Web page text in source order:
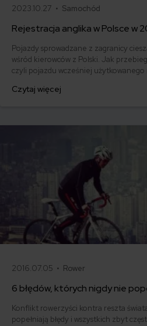
2023.10.27 • Samochód
Rejestracja anglika w Polsce w
Pojazdy sprowadzane z zagranicy
wśród kierowców z Polski. Jak
czyli pojazdu wcześniej
formalnościach związanych z
Czytaj więcej
2016.07.05 • Rower
6 błędów, których nigdy nie
Konflikt rowerzyści kontra reszta
popełniają błędy i wszystkich zbyt